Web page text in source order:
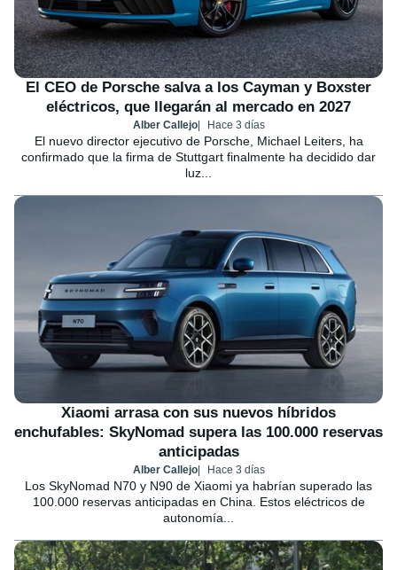
El CEO de Porsche salva a los Cayman y Boxster
eléctricos, que llegarán al mercado en 2027
Alber Callejo Hace 3 días
El nuevo director ejecutivo de Porsche, Michael Leiters, ha
confirmado que la firma de Stuttgart finalmente ha decidido dar
luz...
Xiaomi arrasa con sus nuevos híbridos
enchufables: SkyNomad supera las 100.000 reservas
anticipadas
Alber Callejo Hace 3 días
Los SkyNomad N70 y N90 de Xiaomi ya habrían superado las
100.000 reservas anticipadas en China. Estos eléctricos de
autonomía...